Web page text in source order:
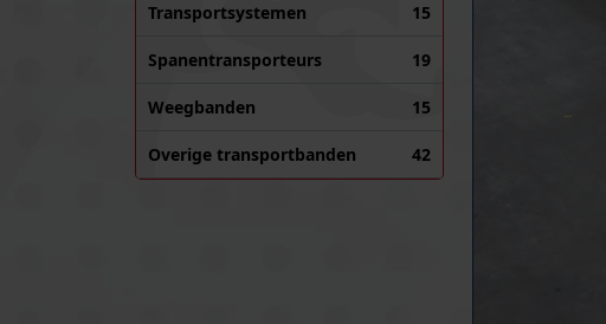
Transportsystemen 15
Spanentransporteurs 19
Weegbanden 15
Overige transportbanden 42